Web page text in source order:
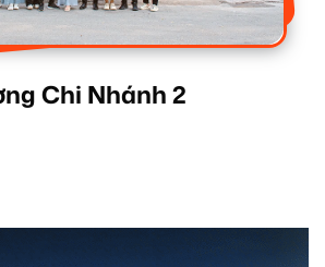
Chi Nhánh 2